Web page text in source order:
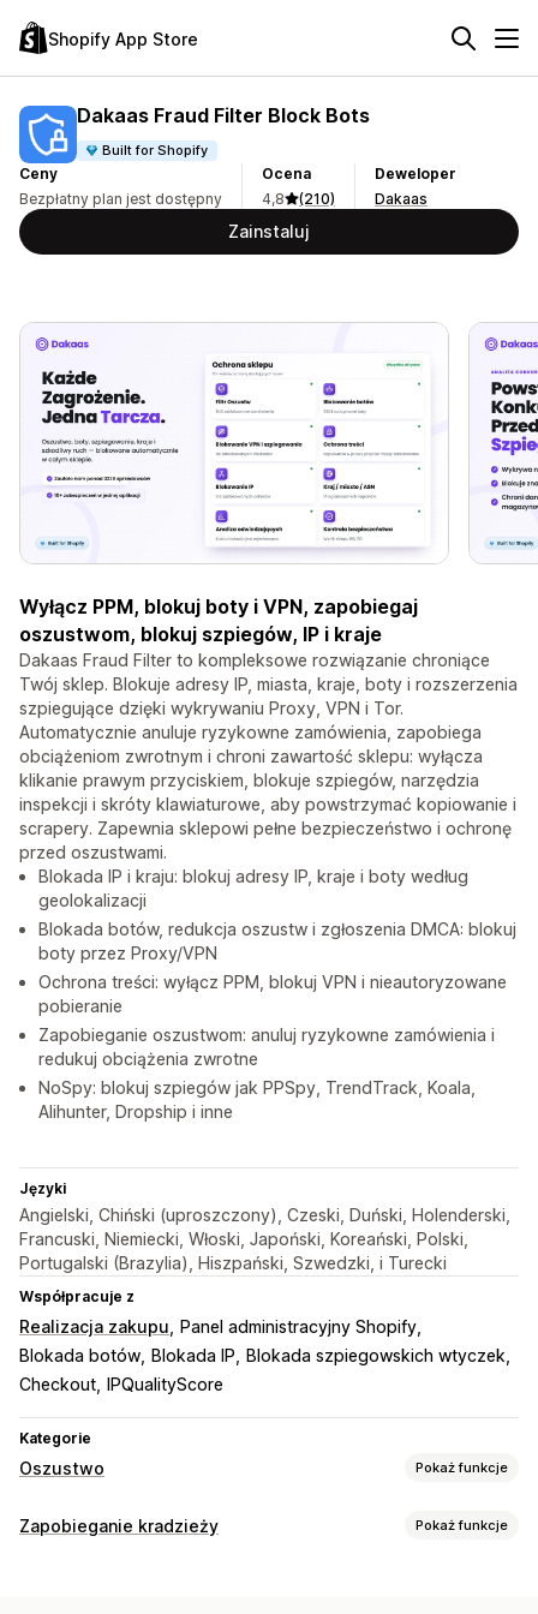
Shopify App Store
Dakaas Fraud Filter Block Bots
Built for Shopify
Ceny
Bezpłatny plan jest dostępny
Ocena
4,8
(210)
Deweloper
Dakaas
Zainstaluj
Wyłącz PPM, blokuj boty i VPN, zapobiegaj
oszustwom, blokuj szpiegów, IP i kraje
Dakaas Fraud Filter to kompleksowe rozwiązanie chroniące
Twój sklep. Blokuje adresy IP, miasta, kraje, boty i rozszerzenia
szpiegujące dzięki wykrywaniu Proxy, VPN i Tor.
Automatycznie anuluje ryzykowne zamówienia, zapobiega
obciążeniom zwrotnym i chroni zawartość sklepu: wyłącza
klikanie prawym przyciskiem, blokuje szpiegów, narzędzia
inspekcji i skróty klawiaturowe, aby powstrzymać kopiowanie i
scrapery. Zapewnia sklepowi pełne bezpieczeństwo i ochronę
przed oszustwami.
Blokada IP i kraju: blokuj adresy IP, kraje i boty według
geolokalizacji
Blokada botów, redukcja oszustw i zgłoszenia DMCA: blokuj
boty przez Proxy/VPN
Ochrona treści: wyłącz PPM, blokuj VPN i nieautoryzowane
pobieranie
Zapobieganie oszustwom: anuluj ryzykowne zamówienia i
redukuj obciążenia zwrotne
NoSpy: blokuj szpiegów jak PPSpy, TrendTrack, Koala,
Alihunter, Dropship i inne
Języki
Angielski, Chiński (uproszczony), Czeski, Duński, Holenderski,
Francuski, Niemiecki, Włoski, Japoński, Koreański, Polski,
Portugalski (Brazylia), Hiszpański, Szwedzki, i Turecki
Współpracuje z
Realizacja zakupu
Panel administracyjny Shopify
Blokada botów
Blokada IP
Blokada szpiegowskich wtyczek
Checkout
IPQualityScore
Kategorie
Oszustwo Pokaż funkcje
Typy oszustw
Zapobieganie kradzieży Pokaż funkcje